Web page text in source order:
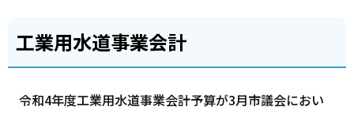
工業用水道事業会計
令和4年度工業用水道事業会計予算が3月市議会におい